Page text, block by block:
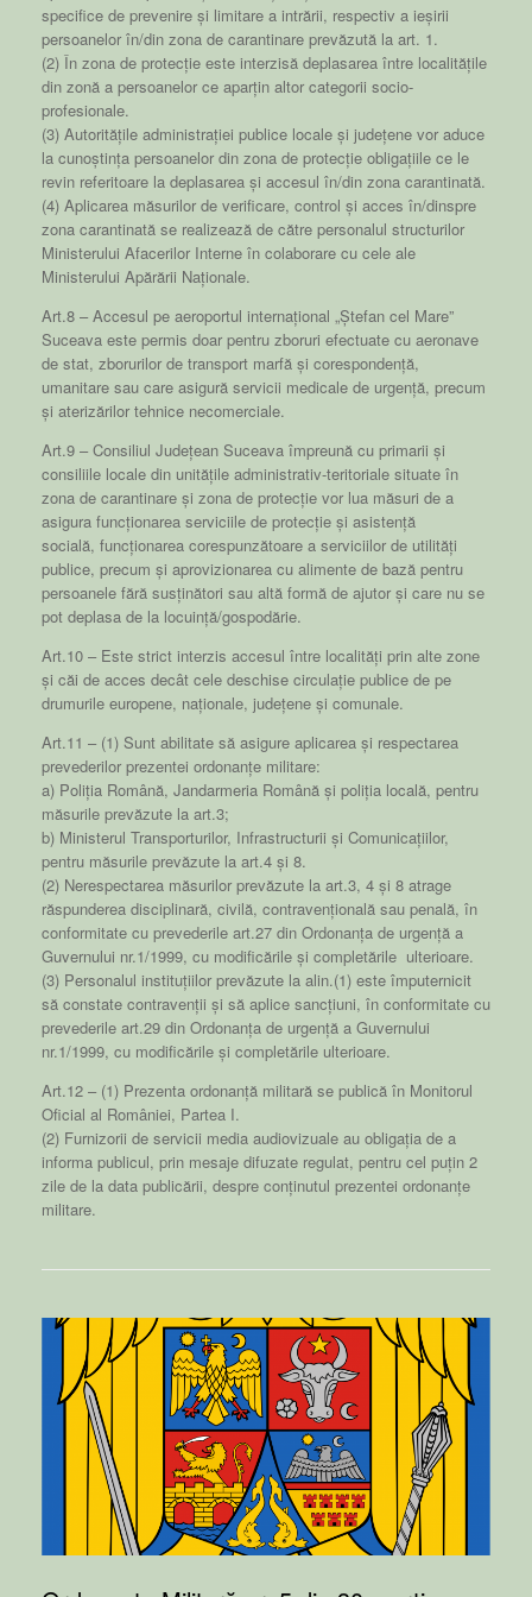
specifice de prevenire și limitare a intrării, respectiv a ieșirii
persoanelor în/din zona de carantinare prevăzută la art. 1.
(2) În zona de protecție este interzisă deplasarea între localitățile
din zonă a persoanelor ce aparțin altor categorii socio-
profesionale.
(3) Autoritățile administrației publice locale și județene vor aduce
la cunoștința persoanelor din zona de protecție obligațiile ce le
revin referitoare la deplasarea și accesul în/din zona carantinată.
(4) Aplicarea măsurilor de verificare, control și acces în/dinspre
zona carantinată se realizează de către personalul structurilor
Ministerului Afacerilor Interne în colaborare cu cele ale
Ministerului Apărării Naționale.
Art.8 – Accesul pe aeroportul internațional „Ștefan cel Mare”
Suceava este permis doar pentru zboruri efectuate cu aeronave
de stat, zborurilor de transport marfă și corespondență,
umanitare sau care asigură servicii medicale de urgență, precum
și aterizărilor tehnice necomerciale.
Art.9 – Consiliul Județean Suceava împreună cu primarii și
consiliile locale din unitățile administrativ-teritoriale situate în
zona de carantinare și zona de protecție vor lua măsuri de a
asigura funcționarea serviciile de protecție și asistență
socială, funcționarea corespunzătoare a serviciilor de utilități
publice, precum și aprovizionarea cu alimente de bază pentru
persoanele fără susținători sau altă formă de ajutor și care nu se
pot deplasa de la locuință/gospodărie.
Art.10 – Este strict interzis accesul între localități prin alte zone
și căi de acces decât cele deschise circulație publice de pe
drumurile europene, naționale, județene și comunale.
Art.11 – (1) Sunt abilitate să asigure aplicarea și respectarea
prevederilor prezentei ordonanțe militare:
a) Poliția Română, Jandarmeria Română și poliția locală, pentru
măsurile prevăzute la art.3;
b) Ministerul Transporturilor, Infrastructurii și Comunicațiilor,
pentru măsurile prevăzute la art.4 și 8.
(2) Nerespectarea măsurilor prevăzute la art.3, 4 și 8 atrage
răspunderea disciplinară, civilă, contravențională sau penală, în
conformitate cu prevederile art.27 din Ordonanța de urgență a
Guvernului nr.1/1999, cu modificările și completările ulterioare.
(3) Personalul instituțiilor prevăzute la alin.(1) este împuternicit
să constate contravenții și să aplice sancțiuni, în conformitate cu
prevederile art.29 din Ordonanța de urgență a Guvernului
nr.1/1999, cu modificările și completările ulterioare.
Art.12 – (1) Prezenta ordonanță militară se publică în Monitorul
Oficial al României, Partea I.
(2) Furnizorii de servicii media audiovizuale au obligația de a
informa publicul, prin mesaje difuzate regulat, pentru cel puțin 2
zile de la data publicării, despre conținutul prezentei ordonanțe
militare.